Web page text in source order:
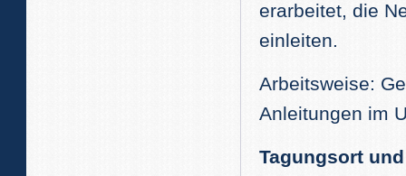
erarbeitet, die
einleiten.
Arbeitsweise:
Anleitungen im
Tagungsort